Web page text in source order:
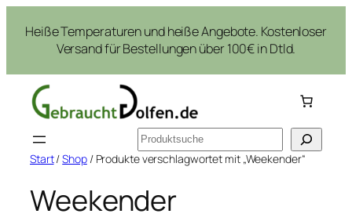
Inhalt
springen
Heiße Temperaturen und heiße Angebote. Kostenloser
Versand für Bestellungen über 100€ in Dtld.
Suchen
Start/Shop/ Produkte verschlagwortet mit „Weekender“
Weekender